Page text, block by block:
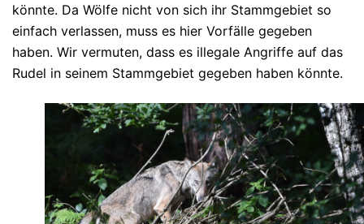
könnte. Da Wölfe nicht von sich ihr Stammgebiet so
einfach verlassen, muss es hier Vorfälle gegeben
haben. Wir vermuten, dass es illegale Angriffe auf das
Rudel in seinem Stammgebiet gegeben haben könnte.